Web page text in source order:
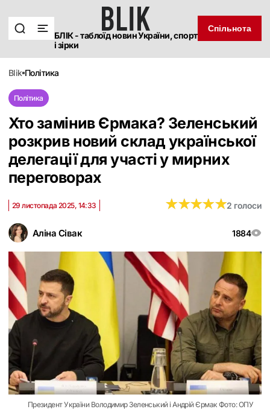
БЛІК - таблоїд новин України, спорт
і зірки
Спільнота
blik політика
Політика
Хто замінив Єрмака? Зеленський
розкрив новий склад української
делегації для участі у мирних
переговорах
Аліна Сівак 1884
29 листопада 2025, 14:33 ★★★★★
★★★★★2 голоси
Президент України Володимир Зеленський і Андрій Єрмак Фото: ОПУ